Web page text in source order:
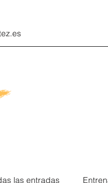
las entradas